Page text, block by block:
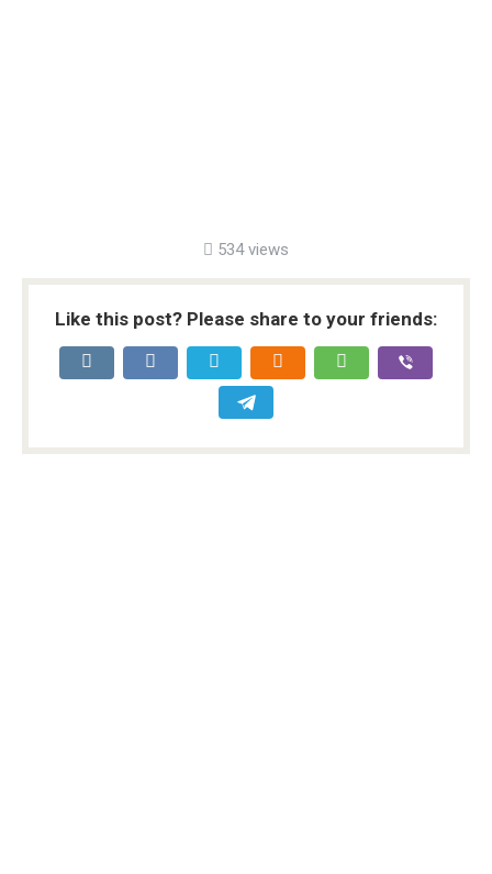
534 views
Like this post? Please share to your friends: